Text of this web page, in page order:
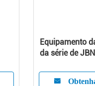
Equipamento
da série de